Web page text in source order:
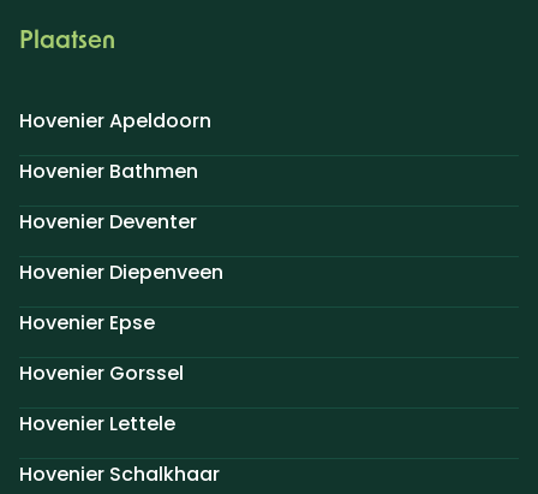
Plaatsen
Hovenier Apeldoorn
Hovenier Bathmen
Hovenier Deventer
Hovenier Diepenveen
Hovenier Epse
Hovenier Gorssel
Hovenier Lettele
Hovenier Schalkhaar